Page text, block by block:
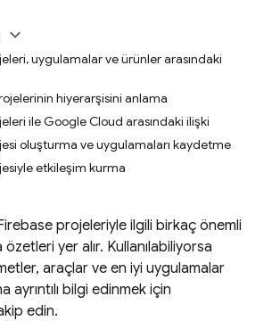
uygulamalar ve ürünler arasındaki
hiyerarşisini anlama
ile Google Cloud arasındaki ilişki
oluşturma ve uygulamaları kaydetme
etkileşim kurma
projeleriyle ilgili birkaç önemli
özetleri yer alır. Kullanılabiliyorsa
araçlar ve en iyi uygulamalar
ayrıntılı bilgi edinmek için
edin.